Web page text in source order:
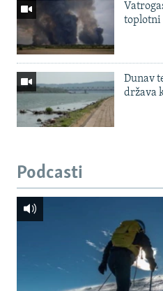
toplotni
Dunav
država
Podcasti